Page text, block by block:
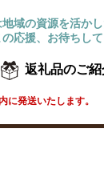
域の資源を活か
応援、お待ちして
返礼品のご紹
に発送いたします。